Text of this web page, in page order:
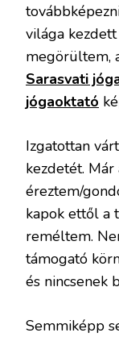
világa
megörültem,
Sarasvati
jógaoktató
Izgatottan
kezdetét.
éreztem/
kapok ettől a
reméltem.
támogató
és nincsenek
Semmiképp